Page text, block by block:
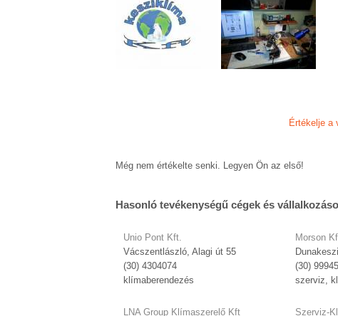
Értékelje a
Még nem értékelte senki. Legyen Ön az első!
Hasonló tevékenységű cégek és
Unio Pont Kft.
Vácszentlászló, Alagi út 55
(30) 4304074
klímaberendezés
LNA Group Klímaszerelő Kft
Morson
(30)
szerviz,
Szerviz-